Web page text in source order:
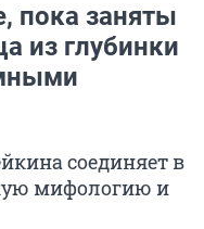
пока заняты
из глубинки
соединяет в
мифологию и